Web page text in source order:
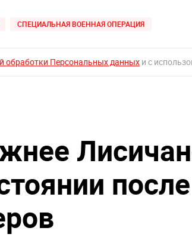
СПЕЦИАЛЬНАЯ ВОЕННАЯ ОПЕРАЦИЯ
обработки Персональных данных и с
после